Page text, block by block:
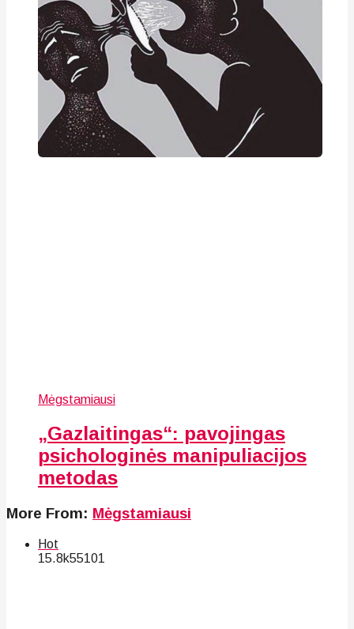
Mėgstamiausi
„Gazlaitingas“: pavojingas
psichologinės manipuliacijos
metodas
More From: Mėgstamiausi
Hot
15.8k55101